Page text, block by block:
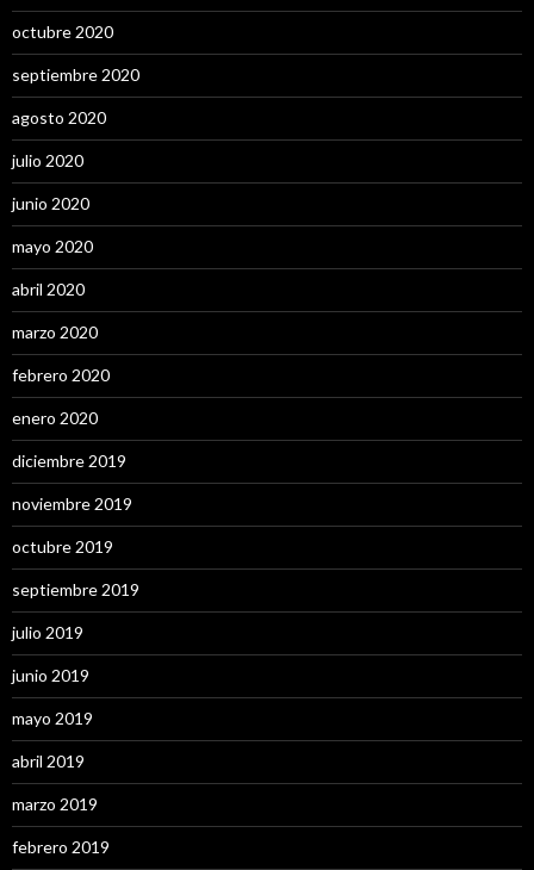
octubre 2020
septiembre 2020
agosto 2020
julio 2020
junio 2020
mayo 2020
abril 2020
marzo 2020
febrero 2020
enero 2020
diciembre 2019
noviembre 2019
octubre 2019
septiembre 2019
julio 2019
junio 2019
mayo 2019
abril 2019
marzo 2019
febrero 2019